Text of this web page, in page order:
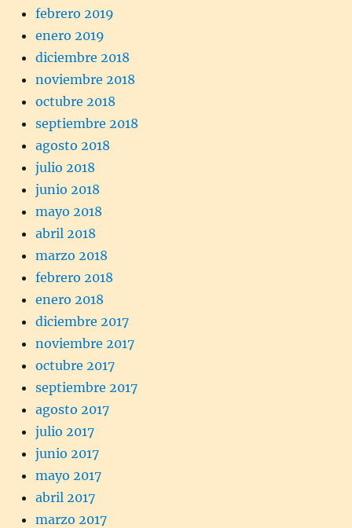
febrero 2019
enero 2019
diciembre 2018
noviembre 2018
octubre 2018
septiembre 2018
agosto 2018
julio 2018
junio 2018
mayo 2018
abril 2018
marzo 2018
febrero 2018
enero 2018
diciembre 2017
noviembre 2017
octubre 2017
septiembre 2017
agosto 2017
julio 2017
junio 2017
mayo 2017
abril 2017
marzo 2017